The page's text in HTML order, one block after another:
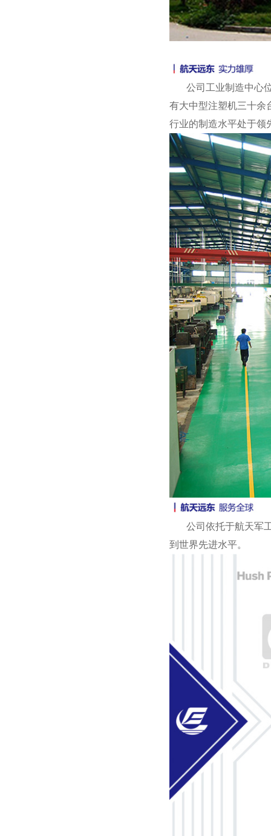
公司工业制造中心位
有大中型注塑机三十余
行业的制造水平处于领
公司依托于航天军工
到世界先进水平。